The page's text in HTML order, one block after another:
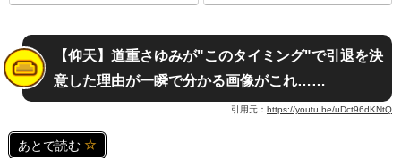
【仰天】道重さゆみが"このタイミング"で引退を決
意した理由が一瞬で分かる画像がこれ……
引用元： https://youtu.be/uDct96dKNtQ
あとで読む